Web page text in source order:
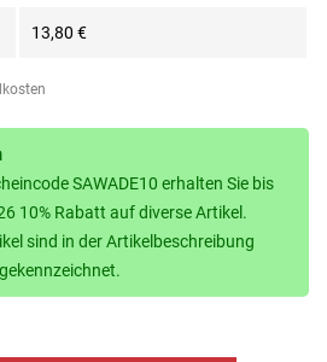
13,80 €
SAWADE10 erhalten Sie bis
10% Rabatt auf diverse Artikel.
sind in der Artikelbeschreibung